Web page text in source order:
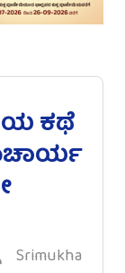
ಕಥೆ
Srimukha